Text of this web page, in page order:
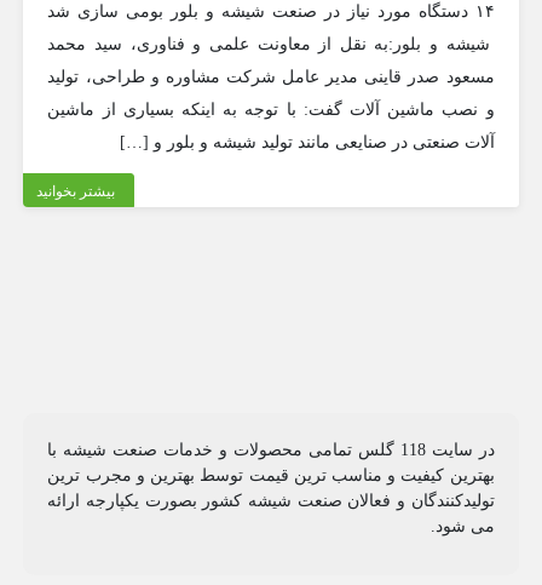
۱۴ دستگاه مورد نیاز در صنعت شیشه و بلور بومی سازی شد
شیشه و بلور:به نقل از معاونت علمی و فناوری، سید محمد
مسعود صدر قاینی مدیر عامل شرکت مشاوره و طراحی، تولید
و نصب ماشین آلات گفت: با توجه به اینکه بسیاری از ماشین
آلات صنعتی در صنایعی مانند تولید شیشه و بلور و […]
بیشتر بخوانید
در سایت 118 گلس تمامی محصولات و خدمات صنعت شیشه با
بهترین کیفیت و مناسب ترین قیمت توسط بهترین و مجرب ترین
تولیدکنندگان و فعالان صنعت شیشه کشور بصورت یکپارجه ارائه
می شود.